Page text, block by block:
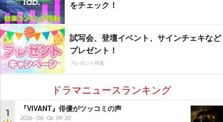
をチェック！
試写会、登壇イベント、サインチェキなど
プレゼント！
プレゼント特集
ドラマニュースランキング
1 『VIVANT』俳優がツッコミの声
2026-08-06 09:20